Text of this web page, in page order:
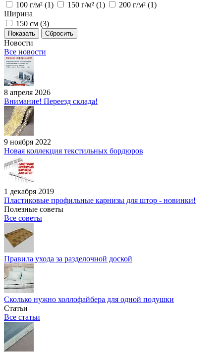
100 г/м² (1) 150 г/м² (1) 200 г/м² (1)
Ширина
150 см (3)
Сбросить
Новости
Все новости
8 апреля 2026
Внимание! Переезд склада!
9 ноября 2022
Новая коллекция текстильных бордюров
1 декабря 2019
Пластиковые профильные карнизы для штор - новинки!
Полезные советы
Все советы
Правила ухода за разделочной доской
Сколько нужно холлофайбера для одной подушки
Статьи
Все статьи